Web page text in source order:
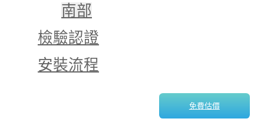
南部
檢驗認證
安裝流程
免費估價